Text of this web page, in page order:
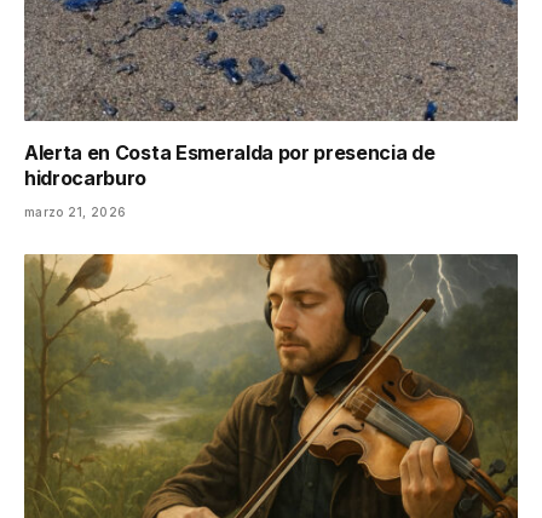
Alerta en Costa Esmeralda por presencia de
hidrocarburo
marzo 21, 2026